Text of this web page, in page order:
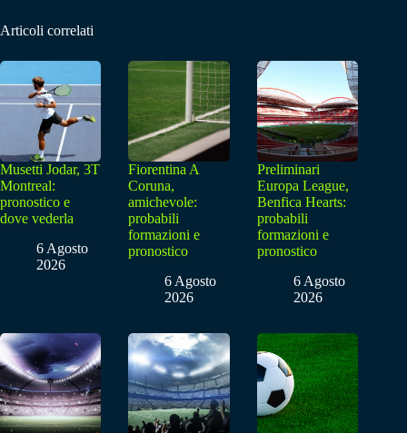
Articoli correlati
Musetti Jodar, 3T
Montreal:
pronostico e
dove vederla
6 Agosto
2026
Fiorentina A
Coruna,
amichevole:
probabili
formazioni e
pronostico
6 Agosto
2026
Preliminari
Europa League,
Benfica Hearts:
probabili
formazioni e
pronostico
6 Agosto
2026